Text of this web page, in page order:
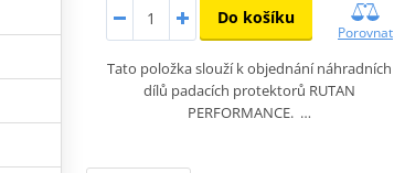
Do košíku
Porovnat
Tato položka slouží k objednání náhradních
dílů padacích protektorů RUTAN
PERFORMANCE. …